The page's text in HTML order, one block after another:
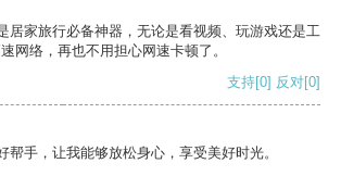
居家旅行必备神器，无论是看视频、玩游戏还是工
网络，再也不用担心网速卡顿了。
支持[0] 反对[0]
帮手，让我能够放松身心，享受美好时光。